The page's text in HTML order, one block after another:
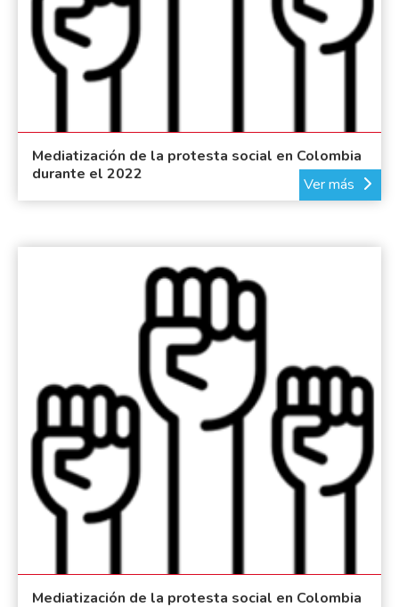
Mediatización de la protesta social en Colombia
durante el 2022
Ver más
Mediatización de la protesta social en Colombia